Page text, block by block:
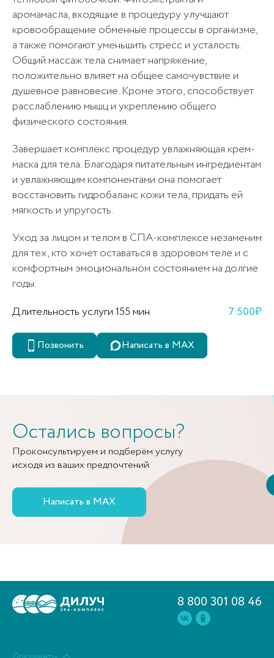
аромамасла, входящие в процедуру улучшают
кровообращение обменные процессы в организме,
а также помогают уменьшить стресс и усталость.
Общий массаж тела снимает напряжение,
положительно влияет на общее самочувствие и
душевное равновесие. Кроме этого, способствует
расслаблению мышц и укреплению общего
физического состояния.
Завершает комплекс процедур увлажняющая крем-
маска для тела. Благодаря питательным ингредиентам
и увлажняющим компонентами она помогает
восстановить гидробаланс кожи тела, придать ей
мягкость и упругость.
Уход за лицом и телом в СПА-комплексе незаменим
для тех, кто хочет оставаться в здоровом теле и с
комфортным эмоциональном состоянием на долгие
годы.
Длительность услуги 155 мин
7 500₽
Позвонить Написать в MAX
Остались вопросы?
Проконсультируем и подберём услугу
исходя из ваших предпочтений
Написать в MAX
8 800 301 08 46